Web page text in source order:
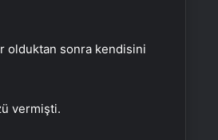
olduktan sonra kendisini
vermişti.